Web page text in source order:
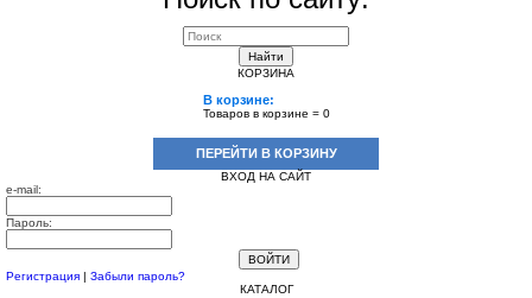
Найти
КОРЗИНА
В корзине:
Товаров в корзине = 0
ПЕРЕЙТИ В КОРЗИНУ
ВХОД НА САЙТ
e-mail:
Пароль:
Регистрация
Забыли пароль?
КАТАЛОГ